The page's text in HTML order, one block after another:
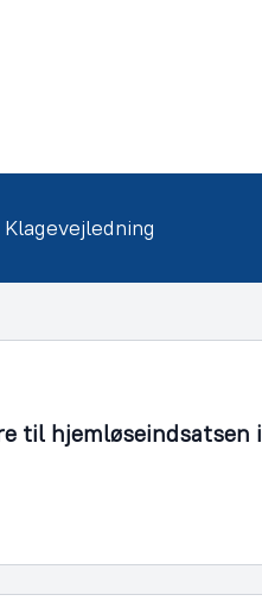
Klagevejledning
til hjemløseindsatsen i